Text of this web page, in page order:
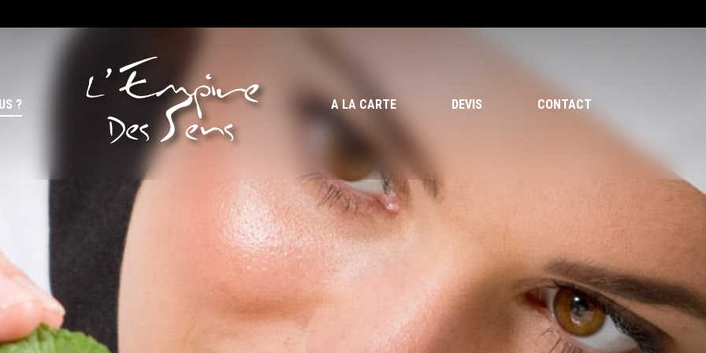
? A LA CARTE DEVIS CONTACT